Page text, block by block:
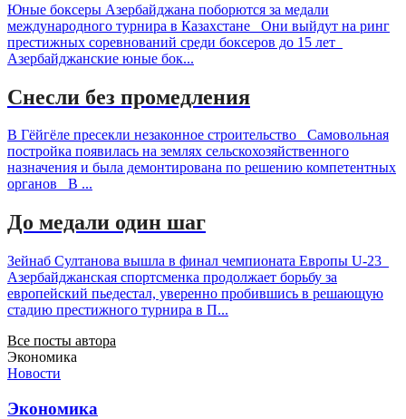
Юные боксеры Азербайджана поборются за медали
международного турнира в Казахстане Они выйдут на ринг
престижных соревнований среди боксеров до 15 лет
Азербайджанские юные бок...
Снесли без промедления
В Гёйгёле пресекли незаконное строительство Самовольная
постройка появилась на землях сельскохозяйственного
назначения и была демонтирована по решению компетентных
органов В ...
До медали один шаг
Зейнаб Султанова вышла в финал чемпионата Европы U-23
Азербайджанская спортсменка продолжает борьбу за
европейский пьедестал, уверенно пробившись в решающую
стадию престижного турнира в П...
Все посты автора
Экономика
Новости
Экономика